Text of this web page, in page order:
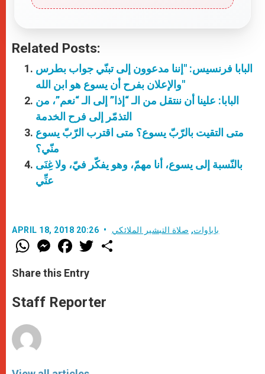
Related Posts:
البابا فرنسيس: "إننا مدعوون إلى تبنّي جواب بطرس
والإعلان بفرح أن يسوع هو ابن الله"
البابا: علينا أن ننتقل من الـ “إذا” إلى الـ “نعم”، من
التذمّر إلى فرح الخدمة
متى التقيت بالرّبّ يسوع؟ متى اقترب الرّبّ يسوع
منّي؟
بالنّسبة إلى يسوع، أنا مهمّ، وهو يفكّر فيّ، ولا غِنَى
عنِّي
APRIL 18, 2018 20:26 باباوات, صلاة التبشير الملائكي
W
h
t
s
p
p
M
e
s
e
g
e
F
a
e
b
o
k
w
r
Share this Entry
Staff Reporter